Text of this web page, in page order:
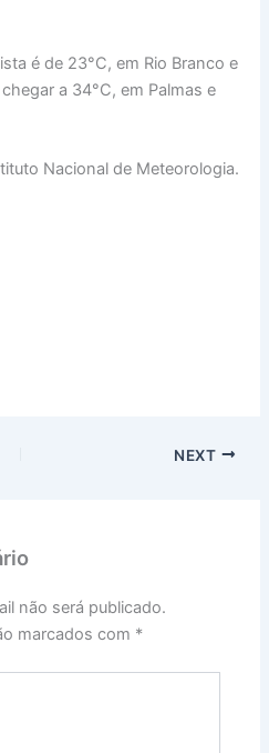
é de 23°C, em Rio Branco e
a 34°C, em Palmas e
Nacional de Meteorologia.
NEXT
não será publicado.
marcados com *